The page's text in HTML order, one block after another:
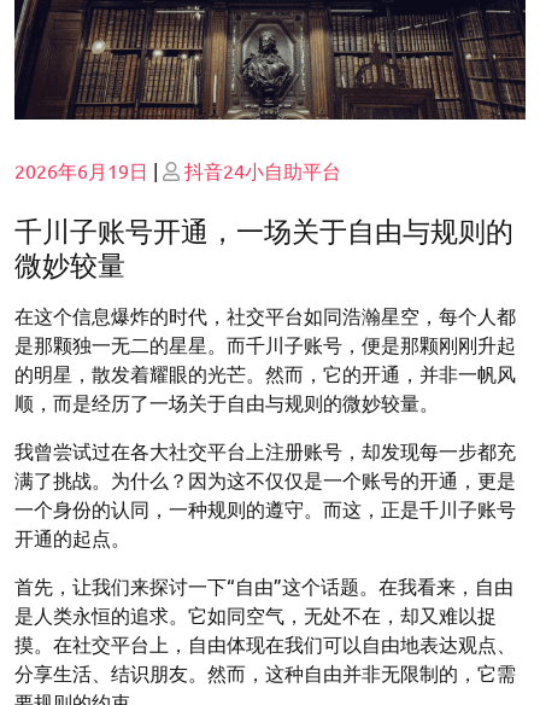
Posted
2026年6月19日 | Posted
抖音24小自助平台
千川子账号开通，一场关于自由与规则的
微妙较量
在这个信息爆炸的时代，社交平台如同浩瀚星空，每个人都
是那颗独一无二的星星。而千川子账号，便是那颗刚刚升起
的明星，散发着耀眼的光芒。然而，它的开通，并非一帆风
顺，而是经历了一场关于自由与规则的微妙较量。
我曾尝试过在各大社交平台上注册账号，却发现每一步都充
满了挑战。为什么？因为这不仅仅是一个账号的开通，更是
一个身份的认同，一种规则的遵守。而这，正是千川子账号
开通的起点。
首先，让我们来探讨一下“自由”这个话题。在我看来，自由
是人类永恒的追求。它如同空气，无处不在，却又难以捉
摸。在社交平台上，自由体现在我们可以自由地表达观点、
分享生活、结识朋友。然而，这种自由并非无限制的，它需